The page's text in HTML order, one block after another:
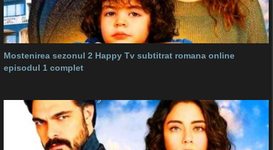
Mostenirea sezonul 2 Happy Tv subtitrat romana online
episodul 1 complet